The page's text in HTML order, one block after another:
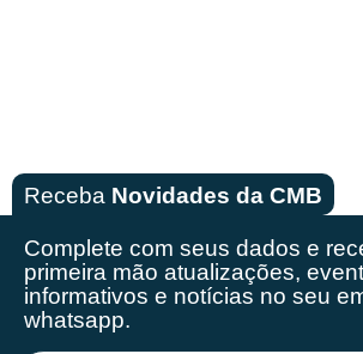
Receba Novidades da CMB
Complete com seus dados e
primeira mão atualizações,
informativos e notícias no seu
whatsapp.